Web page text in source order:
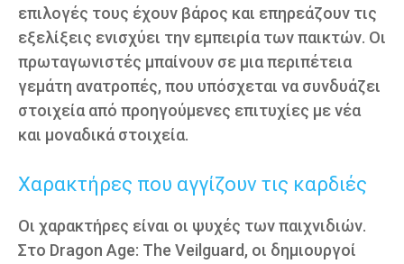
επιλογές τους έχουν βάρος και επηρεάζουν τις
εξελίξεις ενισχύει την εμπειρία των παικτών. Οι
πρωταγωνιστές μπαίνουν σε μια περιπέτεια
γεμάτη ανατροπές, που υπόσχεται να συνδυάζει
στοιχεία από προηγούμενες επιτυχίες με νέα
και μοναδικά στοιχεία.
Χαρακτήρες που αγγίζουν τις καρδιές
Οι χαρακτήρες είναι οι ψυχές των παιχνιδιών.
Στο Dragon Age: The Veilguard, οι δημιουργοί